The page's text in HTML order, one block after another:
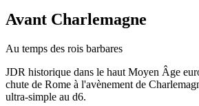
Avant Charlemagne
Au temps des rois barbares
JDR historique dans le haut Moyen Âge
chute de Rome à l'avènement de
ultra-simple au d6.